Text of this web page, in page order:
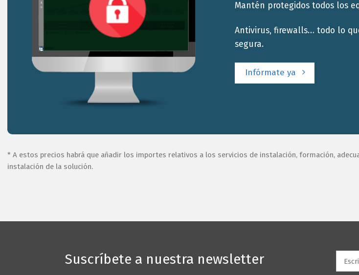
Mantén protegidos todos los
Antivirus, firewalls… todo lo
segura.
Infórmate ya
* A estos precios habrá que añadir los importes relativos a los servicios de instalación, formación,
instalación de la solución.
Suscríbete a nuestra newsletter
mostrarte publicidad en base a tu perfil